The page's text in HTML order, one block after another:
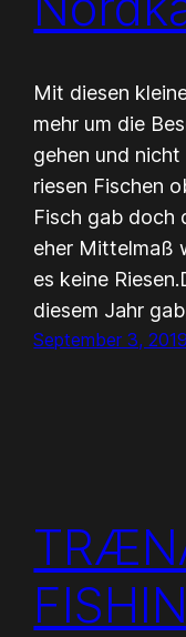
Mit diesen
mehr um die
gehen und
riesen Fischen
Fisch gab doch
eher Mittelmaß
es keine
diesem Jahr
September 3, 2019